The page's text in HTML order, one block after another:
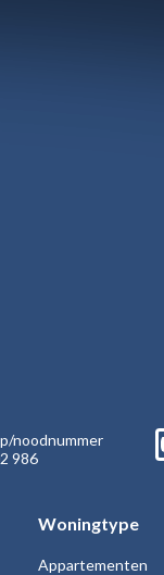
noodnummer
986
Woningtype
Appartementen